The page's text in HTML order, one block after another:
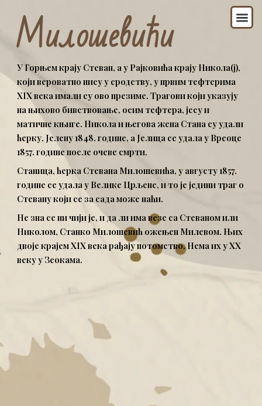
садржајМилошевићи
У Горњем крају Стеван, а у Рајковића крају Никола(ј),
који вероватно нису у сродству, у првим тефтерима
XIX века имали су ово презиме. Трагови који указују
на њихово бивствовање, осим тефтера, јесу и
матичне књиге. Никола и његова жена Стана су удали
ћерку, Јелену 1848. године, а Јелица се удала у Вреоце
1857. године после очеве смрти.
Станица, ћерка Стевана Милошевића, у августу 1857.
године се удала у Велике Црљене, и то је једини траг о
Стевану који се за сада може наћи.
Не зна се ни чији је, и да ли има везе са Стеваном или
Николом, Станко Милошевић ожењен Милевом. Њих
двоје крајем XIX века рађају потомство. Нема их у XX
веку у Зеокама.